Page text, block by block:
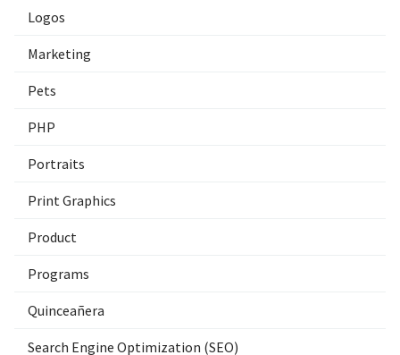
Logos
Marketing
Pets
PHP
Portraits
Print Graphics
Product
Programs
Quinceañera
Search Engine Optimization (SEO)